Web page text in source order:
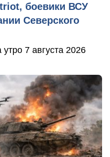
боевики ВСУ
Северского
7 августа 2026